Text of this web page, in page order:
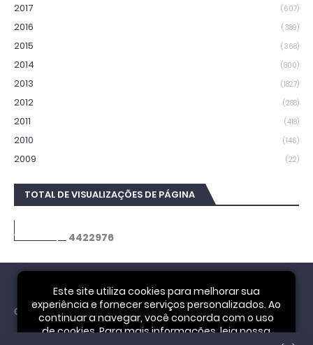
2017 (607)
2016 (389)
2015 (368)
2014 (800)
2013 (1827)
2012 (288)
2011 (418)
2010 (146)
2009 (22)
TOTAL DE VISUALIZAÇÕES DE PÁGINA
4422976
Cookie Notice
Este site utiliza cookies para melhorar sua
experiência e fornecer serviços personalizados. Ao
continuar a navegar, você concorda com o uso
de cookies. Para mais informações, leia nossa